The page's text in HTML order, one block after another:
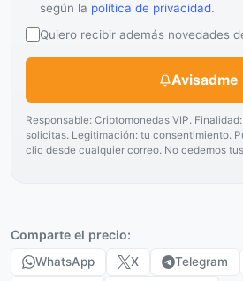
según la política de privacidad.
Quiero recibir además novedades
Avisadme
Responsable: Criptomonedas VIP.
solicitas. Legitimación: tu consentimiento.
clic desde cualquier correo. No cedemos
Comparte el precio:
WhatsApp X Telegram